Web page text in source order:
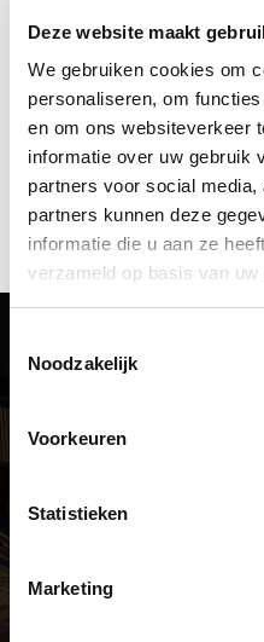
Deze website maakt
We gebruiken cookies om
personaliseren, om
en om ons websiteverkeer
informatie over uw gebruik
partners voor social
partners kunnen deze
informatie die u aan ze
verzameld op basis van
Noodzakelijk
Voorkeuren
Statistieken
Marketing
4 Rijige